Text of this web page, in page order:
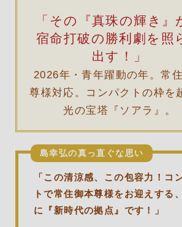
「その『真珠の輝き』
宿命打破の勝利劇を照
出す！」
2026年・青年躍動の年。常
尊様対応。コンパクトの枠を
光の宝塔『ソアラ』。
島幸弘の真っ直ぐな思い
「この清涼感、この包容力！コ
トで常住御本尊様をお迎えする
に『新時代の拠点』です！」